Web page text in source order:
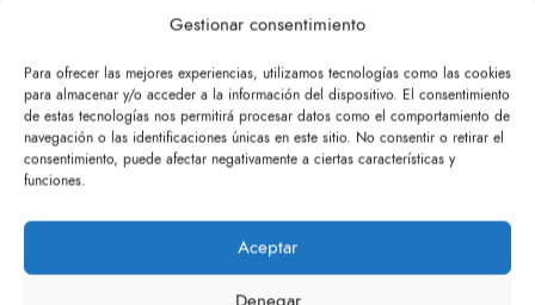
Gestionar consentimiento
Para ofrecer las mejores experiencias, utilizamos tecnologías como las cookies
para almacenar y/o acceder a la información del dispositivo. El consentimiento
de estas tecnologías nos permitirá procesar datos como el comportamiento de
navegación o las identificaciones únicas en este sitio. No consentir o retirar el
consentimiento, puede afectar negativamente a ciertas características y
funciones.
Aceptar
antes de entregar. En caso de no poder entregarlo, el
paquete se devolverá a nuestro almacén y el servicio de
mensajería le informará de cada intento de entrega no
finalizado.
Las compras realizadas después de las 12:00, pueden
ser procesados al día siguiente laborable.